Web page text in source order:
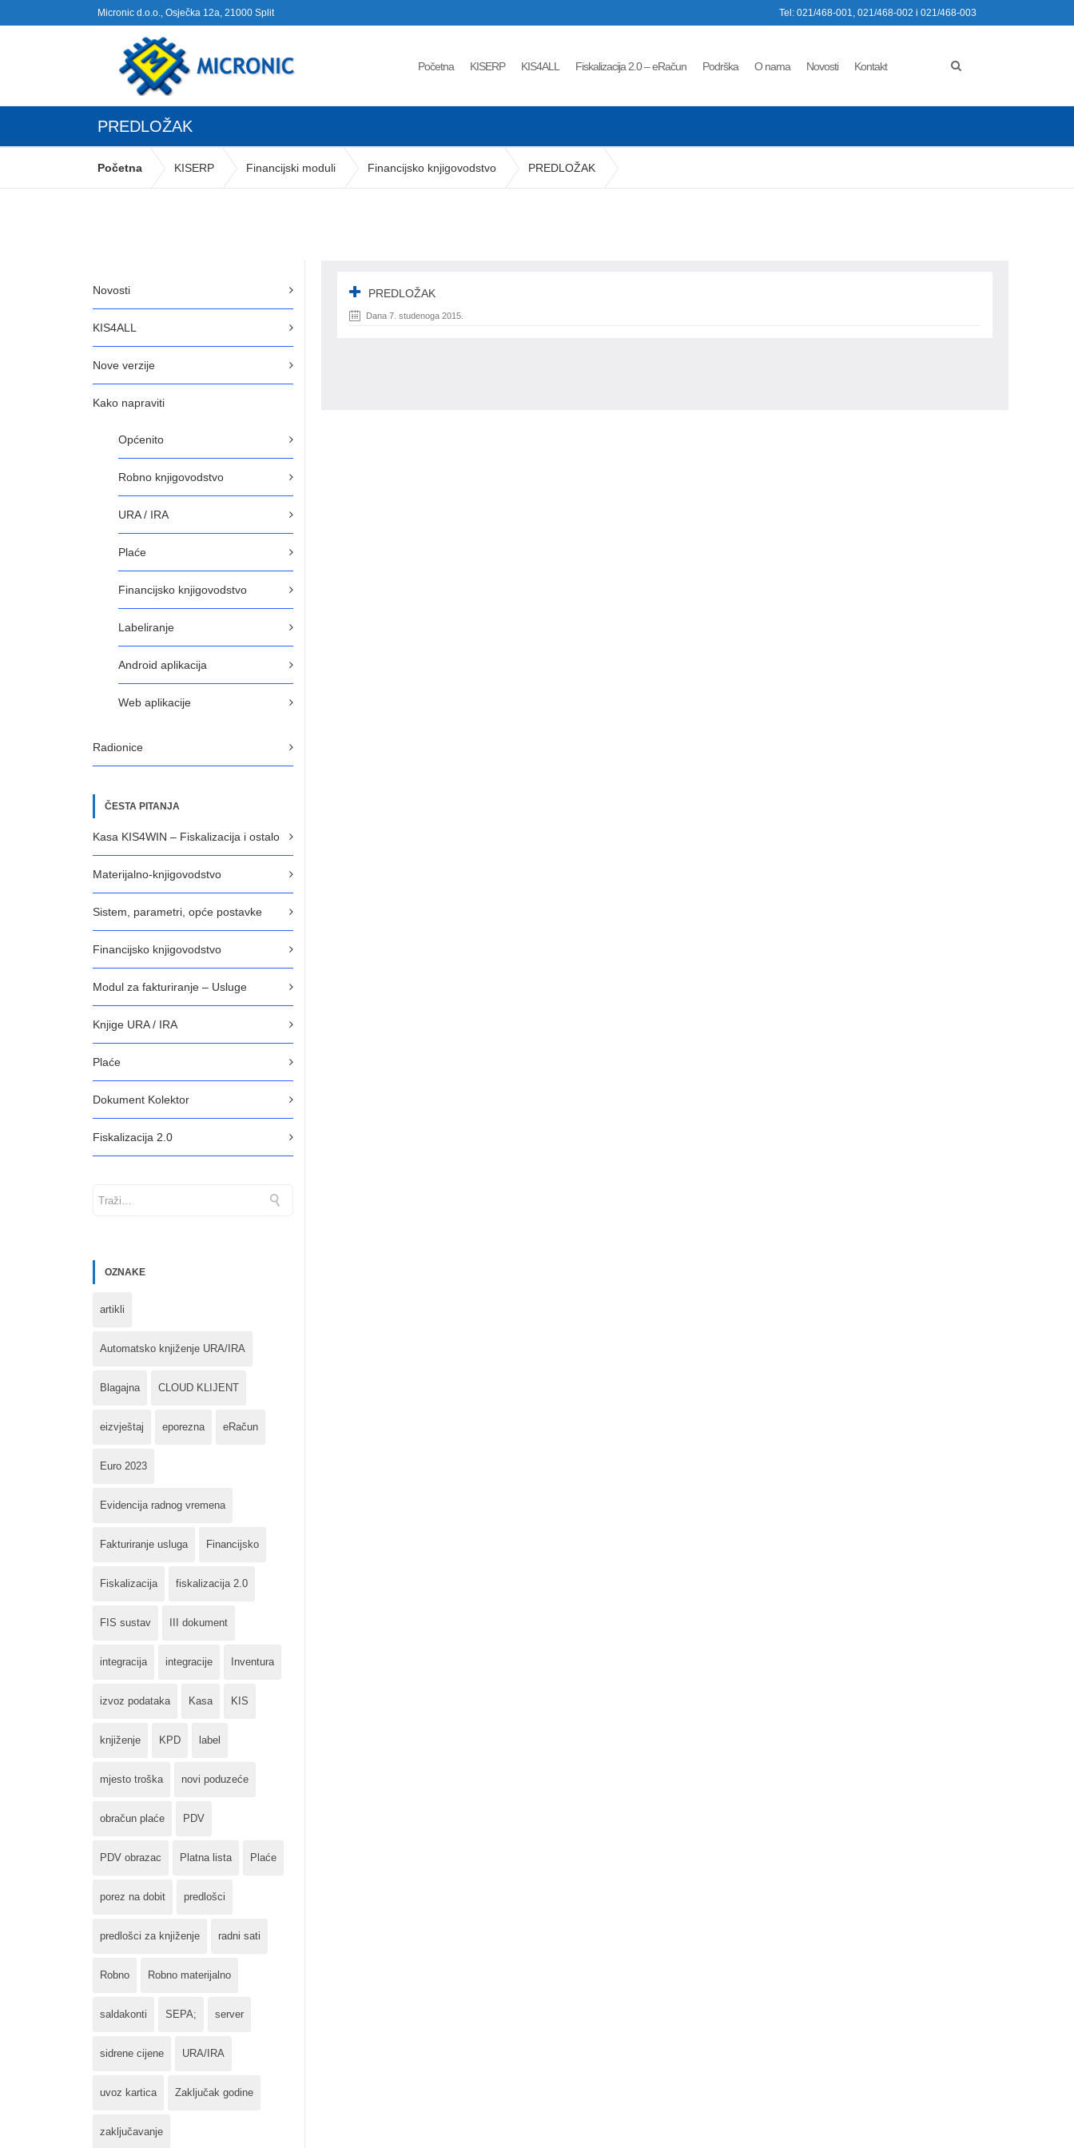
Micronic d.o.o., Osječka 12a, 21000 Split Tel: 021/468-001, 021/468-002 i 021/468-003
Početna KISERP KIS4ALL Fiskalizacija 2.0 – eRačun Podrška O nama Novosti Kontakt
PREDLOŽAK
Početna KISERP Financijski moduli Financijsko knjigovodstvo PREDLOŽAK
Novosti
KIS4ALL
Nove verzije
Kako napraviti
Općenito
Robno knjigovodstvo
URA / IRA
Plaće
Financijsko knjigovodstvo
Labeliranje
Android aplikacija
Web aplikacije
Radionice
ČESTA PITANJA
Kasa KIS4WIN – Fiskalizacija i ostalo
Materijalno-knjigovodstvo
Sistem, parametri, opće postavke
Financijsko knjigovodstvo
Modul za fakturiranje – Usluge
Knjige URA / IRA
Plaće
Dokument Kolektor
Fiskalizacija 2.0
OZNAKE
artikli
Automatsko knjiženje URA/IRA
Blagajna CLOUD KLIJENT
eizvještaj eporezna eRačun
Euro 2023
Evidencija radnog vremena
Fakturiranje usluga Financijsko
Fiskalizacija fiskalizacija 2.0
FIS sustav III dokument
integracija integracije Inventura
izvoz podataka Kasa KIS
knjiženje KPD label
mjesto troška novi poduzeće
obračun plaće PDV
PDV obrazac Platna lista Plaće
porez na dobit predlošci
predlošci za knjiženje radni sati
Robno Robno materijalno
saldakonti SEPA; server
sidrene cijene URA/IRA
uvoz kartica Zaključak godine
zaključavanje
PREDLOŽAK
Dana 7. studenoga 2015.